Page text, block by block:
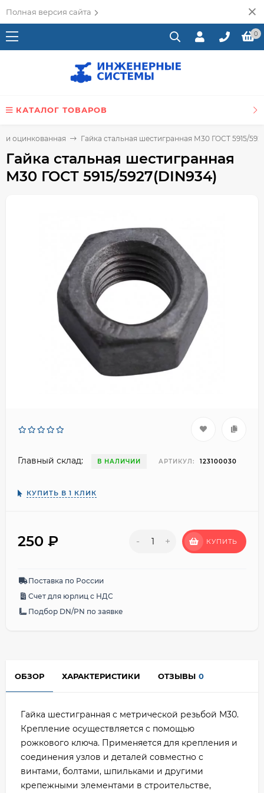
Полная версия сайта
0
КАТАЛОГ ТОВАРОВ
и оцинкованная Гайка стальная шестигранная М30 ГОСТ 5915/
Гайка стальная шестигранная
М30 ГОСТ 5915/5927(DIN934)
Главный склад: В НАЛИЧИИ АРТИКУЛ: 123100030
КУПИТЬ В 1 КЛИК
250 ₽ - + КУПИТЬ
Поставка по России
Счет для юрлиц с НДС
Подбор DN/PN по заявке
ОБЗОР ХАРАКТЕРИСТИКИ ОТЗЫВЫ 0
Гайка шестигранная с метрической резьбой М30.
Крепление осуществляется с помощью
рожкового ключа. Применяется для крепления и
соединения узлов и деталей совместно с
винтами, болтами, шпильками и другими
крепежными элементами в строительстве,